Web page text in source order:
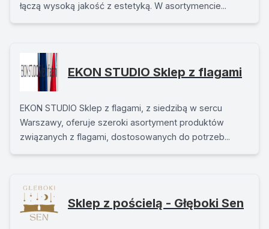
łączą wysoką jakość z estetyką. W asortymencie...
EKON STUDIO Sklep z flagami
EKON STUDIO Sklep z flagami, z siedzibą w sercu
Warszawy, oferuje szeroki asortyment produktów
związanych z flagami, dostosowanych do potrzeb...
Sklep z pościelą - Głęboki Sen